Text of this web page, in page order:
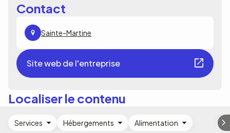
Contact
Sainte-Martine
Site web de l'entreprise
Localiser le contenu
Services Hébergements Alimentation